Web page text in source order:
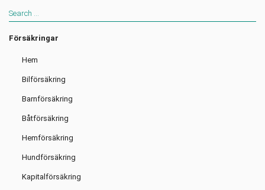
Försäkringar
Hem
Bilförsäkring
Barnförsäkring
Båtförsäkring
Hemförsäkring
Hundförsäkring
Kapitalförsäkring